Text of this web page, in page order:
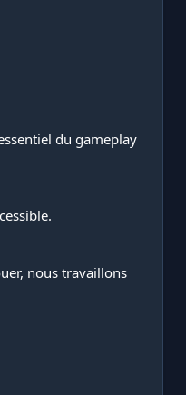
du gameplay
nous travaillons